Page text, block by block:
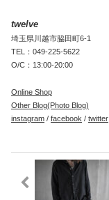
twelve
埼玉県川越市脇田町6-1
TEL：049-225-5622
O/C：13:00-20:00
Online Shop
Other Blog(Photo Blog)
instagram / facebook / twitter